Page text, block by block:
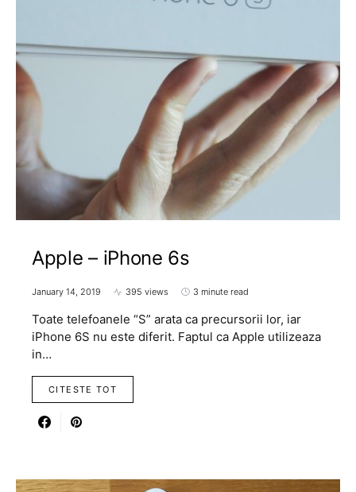
Apple – iPhone 6s
January 14, 2019 395 views 3 minute read
Toate telefoanele “S” arata ca precursorii lor, iar
iPhone 6S nu este diferit. Faptul ca Apple utilizeaza
in…
CITESTE TOT